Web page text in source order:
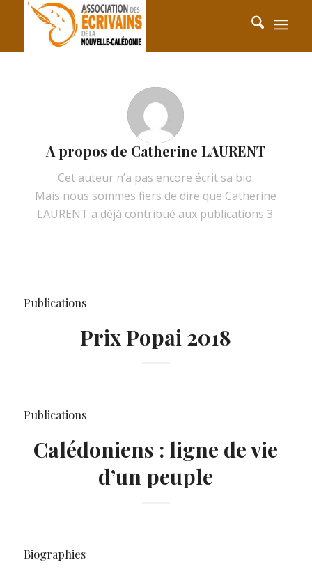
A propos de Catherine LAURENT
Cet auteur n’a pas encore écrit sa bio.
Mais nous sommes fiers de dire que Catherine
LAURENT a déjà contribué aux publications 3.
Publications
Prix Popai 2018
Publications
Calédoniens : ligne de vie
d’un peuple
Biographies